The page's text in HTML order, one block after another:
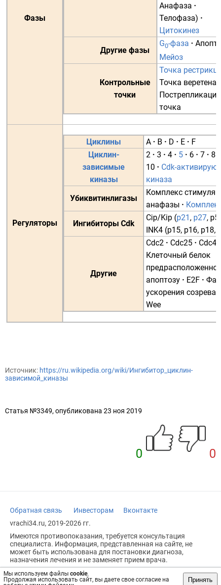
Мы используем файлы cookie.
Продолжая использовать сайт, вы даете свое согласие на
Принять
Фазы
Анафаза ·
Телофаза) ·
Цитокинез
Другие фазы
G0-фаза ·
Мейоз
Контрольные
точки
Точка
Точка веретена
точка
Регуляторы
Циклины A · B · D · E · F
Циклин-
зависимые
киназы
2 · 3 · 4 · 5 · 6 · 7 · 8
10 · Cdk-
киназа
Убиквитинлигазы
Комплекс
анафазы ·
Ингибиторы Cdk
Cip/Kip (p21 , p27,
INK4 (p15, p16, p18,
Другие
Cdc2 · Cdc25 · Cdc42
Клеточный белок
апоптозу · E2F ·
ускорения
Wee
Источник: https://ru.wikipedia.org/wiki/Ингибитор_циклин-
зависимой_киназы
Статья №3349, опубликована 23 ноя 2019
0 0
Обратная связь Инвесторам
Вконтакте
vrachi34.ru, 2019-2026 гг.
Имеются противопоказания, требуется консультация
специалиста. Информация, представленная на сайте, не
может быть использована для постановки диагноза,
назначения лечения и не заменяет прием врача.
Возрастное ограничение: 18+